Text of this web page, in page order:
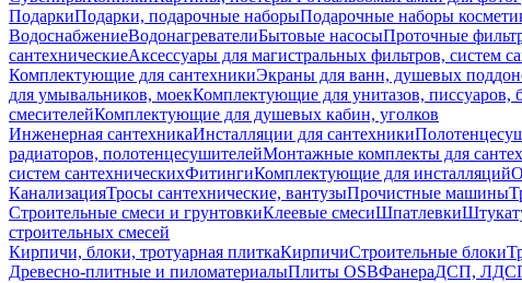
ПодаркиПодарки, подарочные наборыПодарочные наборы
ВодоснабжениеВодонагревателиБытовые насосыПроточные
сантехническиеАксессуары для магистральных фильтров, систем
Комплектующие для сантехникиЭкраны для ванн, душевых
для умывальников, моекКомплектующие для унитазов, писсуаров,
смесителейКомплектующие для душевых кабин, уголков
Инженерная сантехникаИнсталляции для сантехники
радиаторов, полотенцесушителейМонтажные комплекты для
систем сантехническихФитингиКомплектующие для инсталляций
КанализацияТросы сантехнические, вантузыПрочистные машины
Строительные смеси и грунтовкиКлеевые смесиШпатлевки
строительных смесей
Кирпичи, блоки, тротуарная плиткаКирпичиСтроительные блоки
Древесно-плитные и пиломатериалыПлиты OSBФанераДСП,